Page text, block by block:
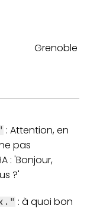
Grenoble
: Attention, en
pas
: 'Bonjour,
?'
: à quoi bon